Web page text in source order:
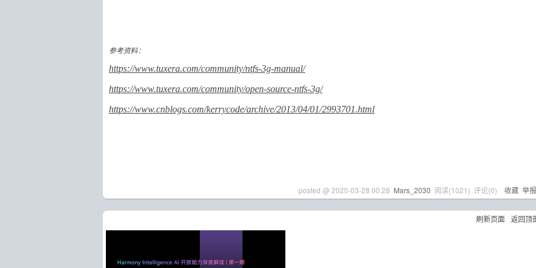
参考资料：
https://www.tuxera.com/community/ntfs-3g-manual/
https://www.tuxera.com/community/open-source-ntfs-3g/
https://www.cnblogs.com/kerrycode/archive/2013/04/01/2993701.html
posted @2020-03-28 00:28 Mars_2030 阅读(1021) 评论(0) 收藏 举报
刷新页面 返回顶